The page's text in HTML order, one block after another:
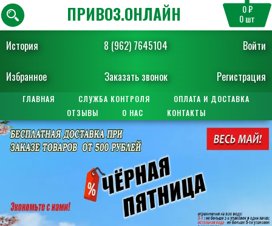
История 8 (962) 7645104 Войти
Избранное Заказать звонок Регистрация
ПРИВОЗ.ОНЛАЙН 0 ₽
0шт
ГЛАВНАЯ СЛУЖБА КОНТРОЛЯ
ОПЛАТА И ДОСТАВКА
ОТЗЫВЫ
О НАС КОНТАКТЫ